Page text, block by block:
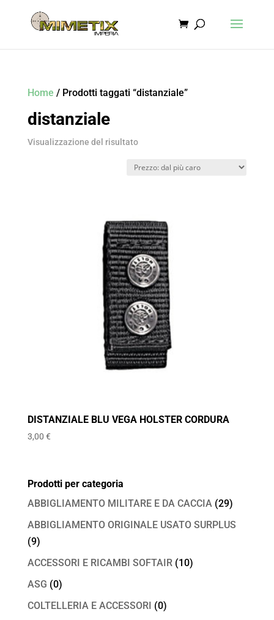
Home / Prodotti taggati “distanziale”
distanziale
Visualizzazione del risultato
DISTANZIALE BLU VEGA HOLSTER CORDURA
3,00 €
Prodotti per categoria
ABBIGLIAMENTO MILITARE E DA CACCIA (29)
ABBIGLIAMENTO ORIGINALE USATO SURPLUS
(9)
ACCESSORI E RICAMBI SOFTAIR (10)
ASG (0)
COLTELLERIA E ACCESSORI (0)